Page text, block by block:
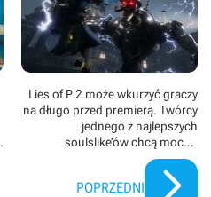
Lies of P 2 może wkurzyć graczy
na długo przed premierą. Twórcy
jednego z najlepszych
soulslike’ów chcą mocno
postawić na AI
POPRZEDNI